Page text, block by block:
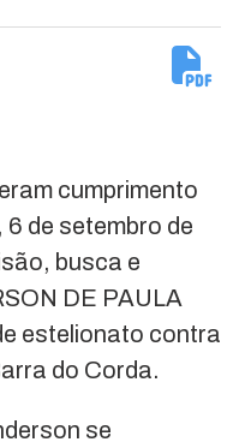
cumprimento
de setembro de
busca e
DE PAULA
estelionato contra
do Corda.
se